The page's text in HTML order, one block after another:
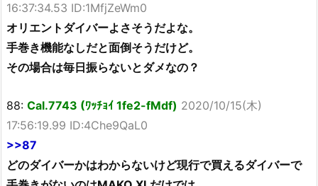
16:37:34.53 ID:1MfjZeWm0
オリエントダイバーよさそうだよな。
手巻き機能なしだと面倒そうだけど。
その場合は毎日振らないとダメなの？
88: Cal.7743 (ﾜｯﾁｮｲ 1fe2-fMdf) 2020/10/15(木)
17:56:19.99 ID:4Che9QaL0
>>87
どのダイバーかはわからないけど現行で買えるダイバーで